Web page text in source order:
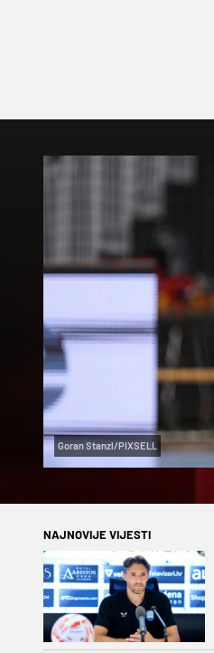
Goran Stanzl/PIXSELL
NAJNOVIJE VIJESTI